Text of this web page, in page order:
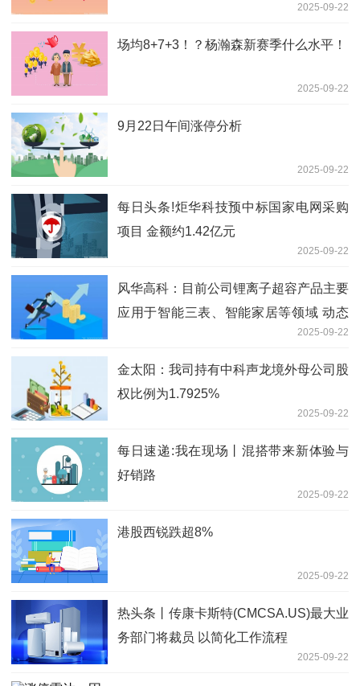
2025-09-22
场均8+7+3！？杨瀚森新赛季什么水平！
2025-09-22
9月22日午间涨停分析
2025-09-22
每日头条!炬华科技预中标国家电网采购
项目 金额约1.42亿元
2025-09-22
风华高科：目前公司锂离子超容产品主要
应用于智能三表、智能家居等领域 动态
2025-09-22
金太阳：我司持有中科声龙境外母公司股
权比例为1.7925%
2025-09-22
每日速递:我在现场丨混搭带来新体验与
好销路
2025-09-22
港股西锐跌超8%
2025-09-22
热头条丨传康卡斯特(CMCSA.US)最大业
务部门将裁员 以简化工作流程
2025-09-22